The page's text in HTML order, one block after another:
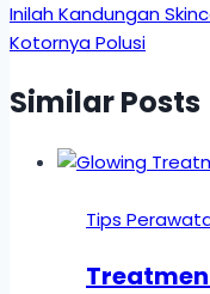
Inilah Kandungan
Kotornya Polusi
Similar Posts
Tips